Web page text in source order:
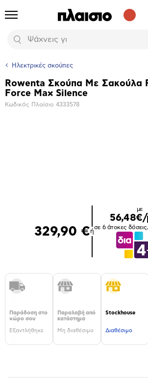
Προϊόντα
Αναζήτηση
Ηλεκτρικές σκούπες
Βασικά
χαρακτηριστικά
Rowenta Σκούπα Με Σακούλα
Force Max Silence
Κωδικός Πλαίσιο 4333578
329,90 €ή
με
56,48€/
σε 6 άτοκες
Παράδοση στο
χώρο σου
Εξαντλήθηκε
Παραλαβή από
κατάστημα
Μη διαθέσιμο
Stockhouse
Διαθέσιμο